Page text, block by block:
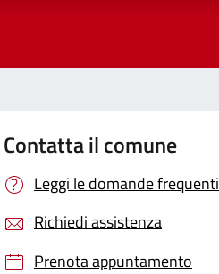
Contatta il comune
Leggi le domande frequenti
Richiedi assistenza
Prenota appuntamento